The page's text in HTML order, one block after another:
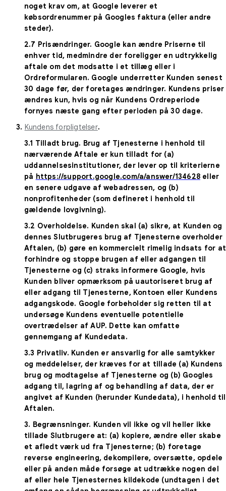
noget krav om, at Google leverer et
købsordrenummer på Googles faktura (eller andre
steder).
2.7 Prisændringer. Google kan ændre Priserne til
enhver tid, medmindre der foreligger en udtrykkelig
aftale om det modsatte i et tillæg eller i
Ordreformularen. Google underretter Kunden senest
30 dage før, der foretages ændringer. Kundens priser
ændres kun, hvis og når Kundens Ordreperiode
fornyes næste gang efter perioden på 30 dage.
3. Kundens forpligtelser.
3.1 Tilladt brug. Brug af Tjenesterne i henhold til
nærværende Aftale er kun tilladt for (a)
uddannelsesinstitutioner, der lever op til kriterierne
på https://support.google.com/a/answer/134628 eller
en senere udgave af webadressen, og (b)
nonprofitenheder (som defineret i henhold til
gældende lovgivning).
3.2 Overholdelse. Kunden skal (a) sikre, at Kunden og
dennes Slutbrugeres brug af Tjenesterne overholder
Aftalen, (b) gøre en kommercielt rimelig indsats for at
forhindre og stoppe brugen af eller adgangen til
Tjenesterne og (c) straks informere Google, hvis
Kunden bliver opmærksom på uautoriseret brug af
eller adgang til Tjenesterne, Kontoen eller Kundens
adgangskode. Google forbeholder sig retten til at
undersøge Kundens eventuelle potentielle
overtrædelser af AUP. Dette kan omfatte
gennemgang af Kundedata.
3.3 Privatliv. Kunden er ansvarlig for alle samtykker
og meddelelser, der kræves for at tillade (a) Kundens
brug og modtagelse af Tjenesterne og (b) Googles
adgang til, lagring af og behandling af data, der er
angivet af Kunden (herunder Kundedata), i henhold til
Aftalen.
3. Begrænsninger. Kunden vil ikke og vil heller ikke
tillade Slutbrugere at: (a) kopiere, ændre eller skabe
et afledt værk ud fra Tjenesterne; (b) foretage
reverse engineering, dekompilere, oversætte, opdele
eller på anden måde forsøge at udtrække nogen del
af eller hele Tjenesternes kildekode (undtagen i det